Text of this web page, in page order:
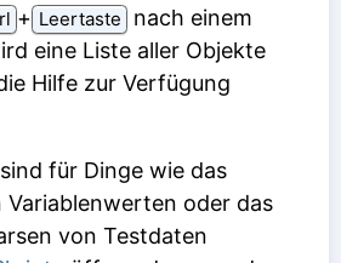
⁠+⁠ Leertaste
nach einem
eine Liste aller Objekte
Hilfe zur Verfügung
sind für Dinge wie das
Variablenwerten oder das
von Testdaten